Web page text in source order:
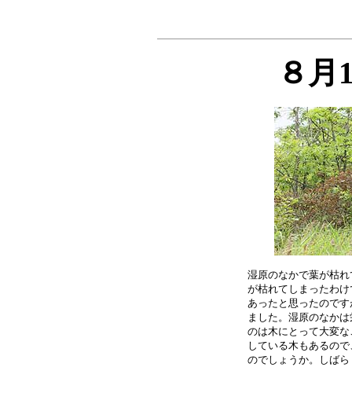
８月
湿原のなかで葉が枯
が枯れてしまったわ
あったと思ったので
ました。湿原のなか
のは木にとって大変
している木もあるの